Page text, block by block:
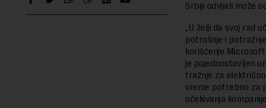
Srbiji odvijali može
„U želji da svoj rad
potrošnje i
korišćenje
je pojednostavljen
tražnje za
vreme potrebno za
očekivanja